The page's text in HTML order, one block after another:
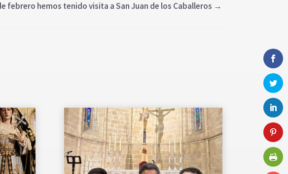
febrero hemos tenido visita a San Juan de los Caballeros →